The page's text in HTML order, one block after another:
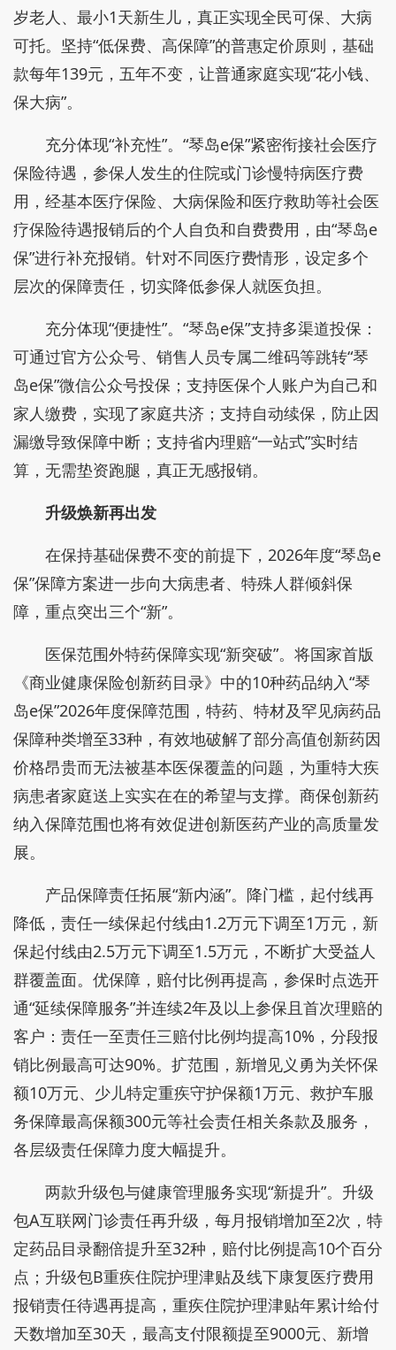
岁老人、最小1天新生儿，真正实现全民可保、大病
可托。坚持“低保费、高保障”的普惠定价原则，基础
款每年139元，五年不变，让普通家庭实现“花小钱、
保大病”。
充分体现“补充性”。“琴岛e保”紧密衔接社会医疗
保险待遇，参保人发生的住院或门诊慢特病医疗费
用，经基本医疗保险、大病保险和医疗救助等社会医
疗保险待遇报销后的个人自负和自费费用，由“琴岛e
保”进行补充报销。针对不同医疗费情形，设定多个
层次的保障责任，切实降低参保人就医负担。
充分体现“便捷性”。“琴岛e保”支持多渠道投保：
可通过官方公众号、销售人员专属二维码等跳转“琴
岛e保”微信公众号投保；支持医保个人账户为自己和
家人缴费，实现了家庭共济；支持自动续保，防止因
漏缴导致保障中断；支持省内理赔“一站式”实时结
算，无需垫资跑腿，真正无感报销。
升级焕新再出发
在保持基础保费不变的前提下，2026年度“琴岛e
保”保障方案进一步向大病患者、特殊人群倾斜保
障，重点突出三个“新”。
医保范围外特药保障实现“新突破”。将国家首版
《商业健康保险创新药目录》中的10种药品纳入“琴
岛e保”2026年度保障范围，特药、特材及罕见病药品
保障种类增至33种，有效地破解了部分高值创新药因
价格昂贵而无法被基本医保覆盖的问题，为重特大疾
病患者家庭送上实实在在的希望与支撑。商保创新药
纳入保障范围也将有效促进创新医药产业的高质量发
展。
产品保障责任拓展“新内涵”。降门槛，起付线再
降低，责任一续保起付线由1.2万元下调至1万元，新
保起付线由2.5万元下调至1.5万元，不断扩大受益人
群覆盖面。优保障，赔付比例再提高，参保时点选开
通“延续保障服务”并连续2年及以上参保且首次理赔的
客户：责任一至责任三赔付比例均提高10%，分段报
销比例最高可达90%。扩范围，新增见义勇为关怀保
额10万元、少儿特定重疾守护保额1万元、救护车服
务保障最高保额300元等社会责任相关条款及服务，
各层级责任保障力度大幅提升。
两款升级包与健康管理服务实现“新提升”。升级
包A互联网门诊责任再升级，每月报销增加至2次，特
定药品目录翻倍提升至32种，赔付比例提高10个百分
点；升级包B重疾住院护理津贴及线下康复医疗费用
报销责任待遇再提高，重疾住院护理津贴年累计给付
天数增加至30天，最高支付限额提至9000元、新增